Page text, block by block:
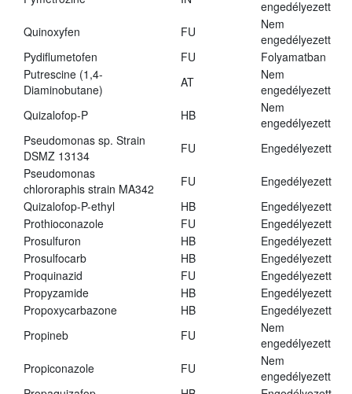
engedélyezett
Quinoxyfen
FU
Nem
engedélyezett
Pydiflumetofen
FU
Folyamatban
Putrescine (1,4-
Diaminobutane)
AT
Nem
engedélyezett
Quizalofop-P
HB
Nem
engedélyezett
Pseudomonas sp. Strain
DSMZ 13134
FU
Engedélyezett
Pseudomonas
chlororaphis strain MA342
FU
Engedélyezett
Quizalofop-P-ethyl
HB
Engedélyezett
Prothioconazole
FU
Engedélyezett
Prosulfuron
HB
Engedélyezett
Prosulfocarb
HB
Engedélyezett
Proquinazid
FU
Engedélyezett
Propyzamide
HB
Engedélyezett
Propoxycarbazone
HB
Engedélyezett
Propineb
FU
Nem
engedélyezett
Propiconazole
FU
Nem
engedélyezett